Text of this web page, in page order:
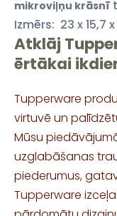
Atklāj
ērtākai
Tupperware
virtuvē un
Mūsu
uzglabāšanas
piederumus,
Tupperware
mikroviļņu krāsnī
Izmērs: 23 x 15,7